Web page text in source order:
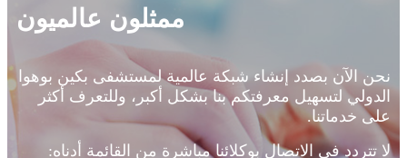
ممثلون عالميون
نحن الآن بصدد إنشاء شبكة عالمية لمستشفى بكين بوهوا
الدولي لتسهيل معرفتكم بنا بشكل أكبر، وللتعرف أكثر
على خدماتنا.
لا تتردد في الاتصال بوكلائنا مباشرة من القائمة أدناه: